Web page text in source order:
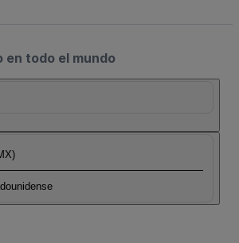
en todo el mundo